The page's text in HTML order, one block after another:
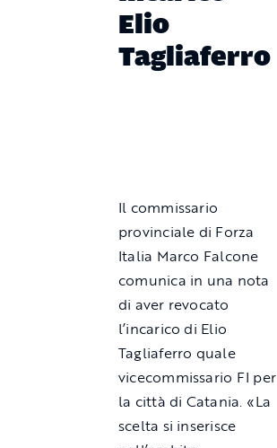
Elio
Tagliaferro
Il commissario
provinciale di Forza
Italia Marco Falcone
comunica in una nota
di aver revocato
l’incarico di Elio
Tagliaferro quale
vicecommissario FI per
la città di Catania. «La
scelta si inserisce